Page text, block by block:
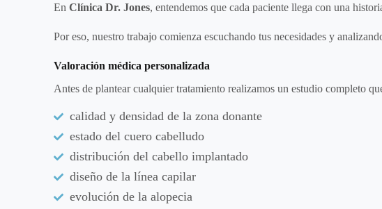
EnClínica Dr. Jones, entendemos que cada paciente llega con una
Por eso, nuestro trabajo comienza escuchando tus necesidades y
Valoración médica personalizada
Antes de plantear cualquier tratamiento realizamos un estudio completo
calidad y densidad de la zona donante
estado del cuero cabelludo
distribución del cabello implantado
diseño de la línea capilar
evolución de la alopecia